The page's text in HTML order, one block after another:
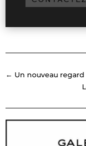
← Un nouveau